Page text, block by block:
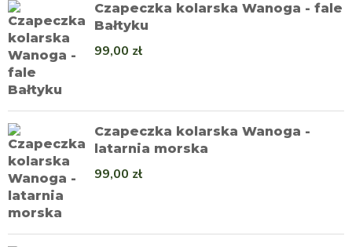
Czapeczka kolarska Wanoga - fale
Bałtyku
99,00 zł
Czapeczka kolarska Wanoga -
latarnia morska
99,00 zł